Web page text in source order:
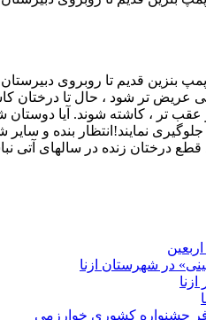
پمپ بنزین قدیم تا روبروی
عریض تر شود ، حال تا درختان
عقب تر ، کاشته شوند. آیا دوستان
جلوگیری نمایند!انتظار بنده
درختان زنده در سالهای آتی
در شهرستان ازنا
جشنواره کشوری خوارزمی